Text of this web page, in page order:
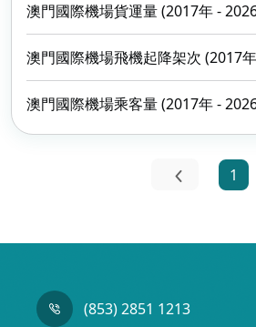
澳門國際機場貨運量 (2017年 -
澳門國際機場乘客量 (2017年 -
1
(853) 2851 1213